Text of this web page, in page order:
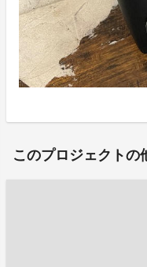
このプロジェクトの